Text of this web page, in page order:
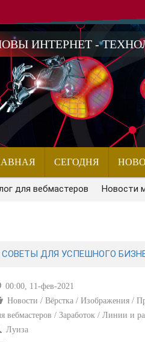
ИНТЕРНЕТ -
СЕГОДНЯ
для вебмастеров Новости
СОВЕТЫ ДЛЯ УСПЕШНОГО
00:00, 11-фев-2021
Новости / Вёрстка / Изображения /
вебмастеров / Заработок / Линии и
Луиза